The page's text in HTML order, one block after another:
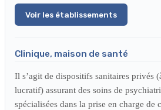
Voir les établissements
Clinique, maison de santé
Il s’agit de dispositifs sanitaires privés
lucratif) assurant des soins de
spécialisées dans la prise en charge de